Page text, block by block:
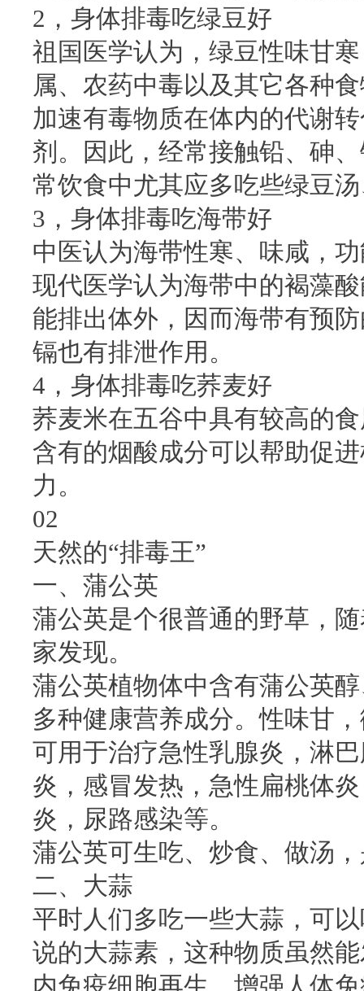
2，身体排毒吃绿豆好
祖国医学认为，绿豆性味甘
属、农药中毒以及其它各种
加速有毒物质在体内的代谢
剂。因此，经常接触铅、砷
常饮食中尤其应多吃些绿豆
3，身体排毒吃海带好
中医认为海带性寒、味咸，
现代医学认为海带中的褐藻
能排出体外，因而海带有预
镉也有排泄作用。
4，身体排毒吃荞麦好
荞麦米在五谷中具有较高的
含有的烟酸成分可以帮助促
力。
02
天然的“排毒王”
一、蒲公英
蒲公英是个很普通的野草，
家发现。
蒲公英植物体中含有蒲公英
多种健康营养成分。性味甘
可用于治疗急性乳腺炎，淋
炎，感冒发热，急性扁桃体
炎，尿路感染等。
蒲公英可生吃、炒食、做汤
二、大蒜
平时人们多吃一些大蒜，可
说的大蒜素，这种物质虽然